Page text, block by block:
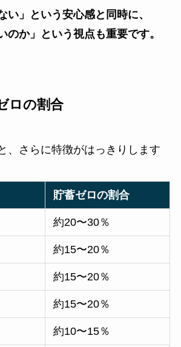
い」という安心感と同時に、
のか」という視点も重要です。
ロの割合
、さらに特徴がはっきりします
貯蓄ゼロの割合
約20〜30％
約15〜20％
約15〜20％
約15〜20％
約10〜15％